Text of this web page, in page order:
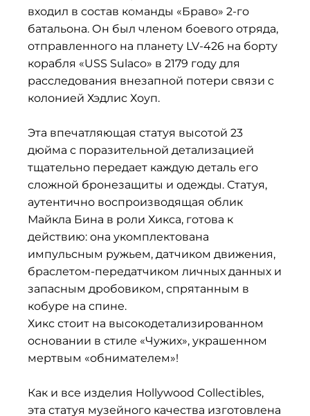
входил в состав команды «Браво» 2-го
батальона. Он был членом боевого отряда,
отправленного на планету LV-426 на борту
корабля «USS Sulaco» в 2179 году для
расследования внезапной потери связи с
колонией Хэдлис Хоуп.
Эта впечатляющая статуя высотой 23
дюйма с поразительной детализацией
тщательно передает каждую деталь его
сложной бронезащиты и одежды. Статуя,
аутентично воспроизводящая облик
Майкла Бина в роли Хикса, готова к
действию: она укомплектована
импульсным ружьем, датчиком движения,
браслетом-передатчиком личных данных и
запасным дробовиком, спрятанным в
кобуре на спине.
Хикс стоит на высокодетализированном
основании в стиле «Чужих», украшенном
мертвым «обнимателем»!
Как и все изделия Hollywood Collectibles,
эта статуя музейного качества изготовлена